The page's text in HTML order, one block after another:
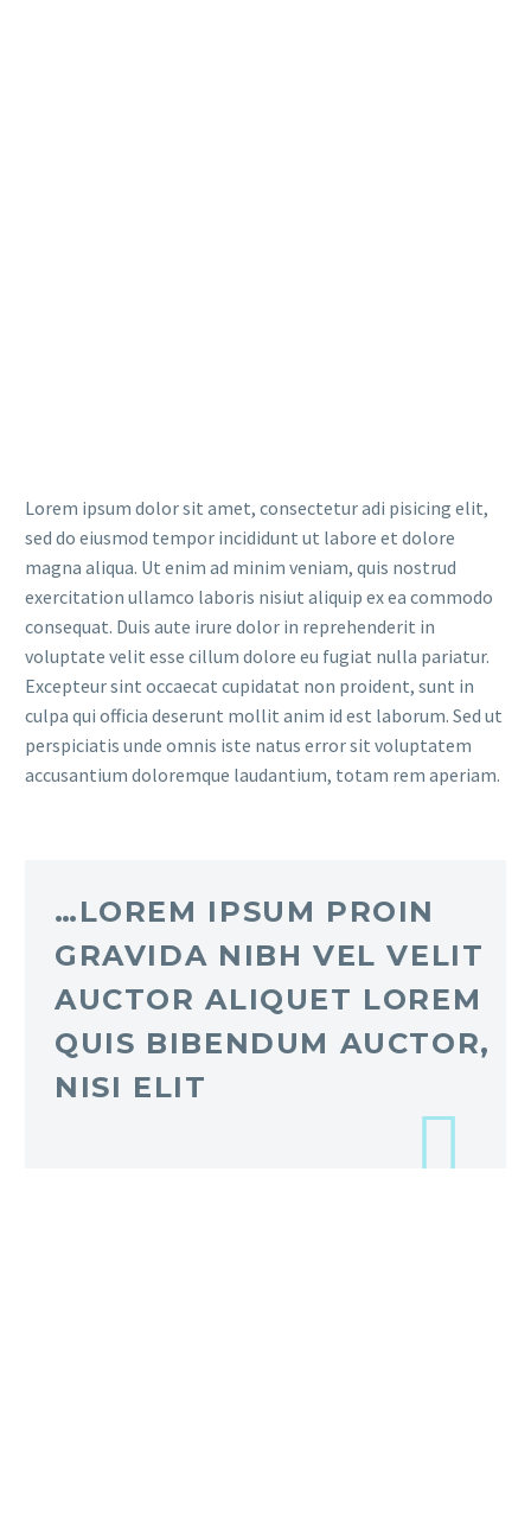
Lorem ipsum dolor sit amet, consectetur adi pisicing elit,
sed do eiusmod tempor incididunt ut labore et dolore
magna aliqua. Ut enim ad minim veniam, quis nostrud
exercitation ullamco laboris nisiut aliquip ex ea commodo
consequat. Duis aute irure dolor in reprehenderit in
voluptate velit esse cillum dolore eu fugiat nulla pariatur.
Excepteur sint occaecat cupidatat non proident, sunt in
culpa qui officia deserunt mollit anim id est laborum. Sed ut
perspiciatis unde omnis iste natus error sit voluptatem
accusantium doloremque laudantium, totam rem aperiam.
…LOREM IPSUM PROIN
GRAVIDA NIBH VEL VELIT
AUCTOR ALIQUET LOREM
QUIS BIBENDUM AUCTOR,
NISI ELIT